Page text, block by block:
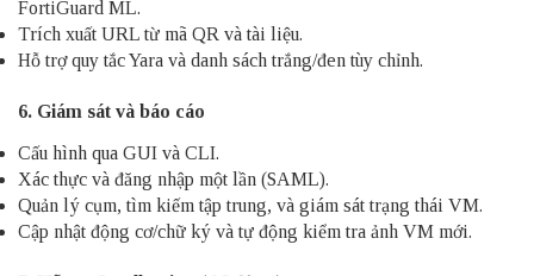
FortiGuard ML.
Trích xuất URL từ mã QR và tài liệu.
Hỗ trợ quy tắc Yara và danh sách trắng/đen tùy chỉnh.
6. Giám sát và báo cáo
Cấu hình qua GUI và CLI.
Xác thực và đăng nhập một lần (SAML).
Quản lý cụm, tìm kiếm tập trung, và giám sát trạng thái VM.
Cập nhật động cơ/chữ ký và tự động kiểm tra ảnh VM mới.